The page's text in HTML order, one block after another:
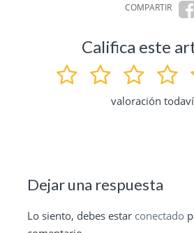
COMPARTIR
Califica este
valoración
Dejar una respuesta
Lo siento, debes estar conectado